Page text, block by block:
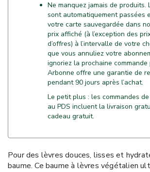
Ne manquez jamais de produits.
sont automatiquement passées
votre carte sauvegardée dans
prix affiché (à l’exception des
d’offres) à l’intervalle de votre
que vous annuliez votre
ignoriez la prochaine commande
Arbonne offre une garantie de
pendant 90 jours après l’achat.
Le petit plus : les commandes
au PDS incluent la livraison
cadeau gratuit.
Pour des lèvres douces, lisses et
baume. Ce baume à lèvres végétalien